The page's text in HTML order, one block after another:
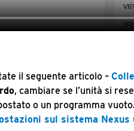
il seguente articolo –
, cambiare se l’unità si
o un programma
sul sistema Nexus